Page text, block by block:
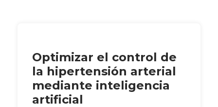
Optimizar el control de
la hipertensión arterial
mediante inteligencia
artificial